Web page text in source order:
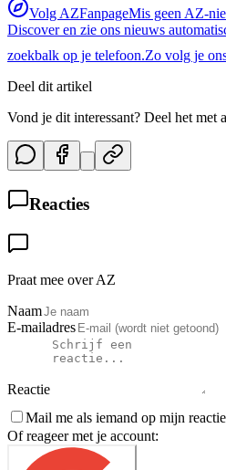
Volg AZFanpageMis geen AZ-
Discover en zie ons nieuws
zoekbalk op je telefoon.Zo volg je
Deel dit artikel
Vond je dit interessant? Deel het met
Reacties
Praat mee over AZ
Naam
E-mailadres
Reactie
Mail me als iemand op mijn
Of reageer met je account: